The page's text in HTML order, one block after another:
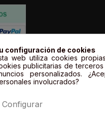
son propiedad legal
configuración de cookies
web utiliza cookies
publicitarias de
personalizados.
involucrados?
Configurar